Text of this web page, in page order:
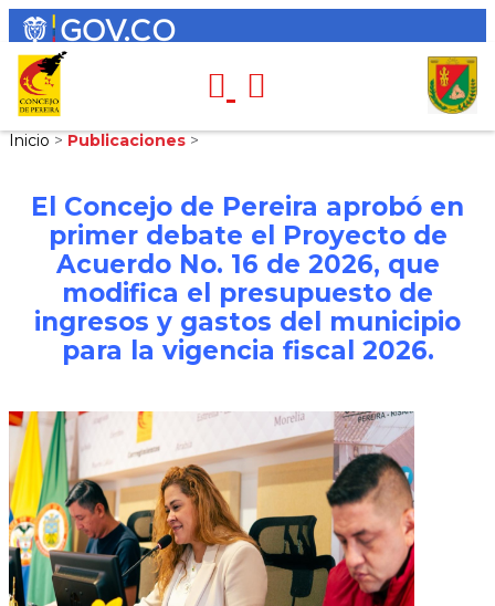
Inicio > Publicaciones >
El Concejo de Pereira aprobó en
primer debate el Proyecto de
Acuerdo No. 16 de 2026, que
modifica el presupuesto de
ingresos y gastos del municipio
para la vigencia fiscal 2026.